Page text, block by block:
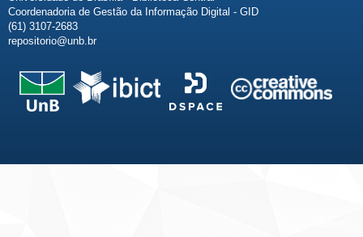
Coordenadoria de Gestão da Informação Digital - GID
(61) 3107-2683
repositorio@unb.br